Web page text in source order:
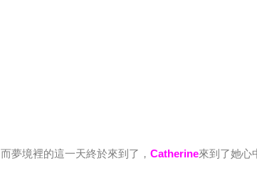
而夢境裡的這一天終於來到了， Catherine來到了她心